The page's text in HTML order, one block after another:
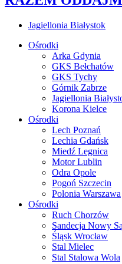
Jagiellonia Białystok
Ośrodki
Arka Gdynia
GKS Bełchatów
GKS Tychy
Górnik Zabrze
Jagiellonia
Korona Kielce
Ośrodki
Lech Poznań
Lechia Gdańsk
Miedź Legnica
Motor Lublin
Odra Opole
Pogoń Szczecin
Polonia Warszawa
Ośrodki
Ruch Chorzów
Sandecja Nowy
Śląsk Wrocław
Stal Mielec
Stal Stalowa Wola